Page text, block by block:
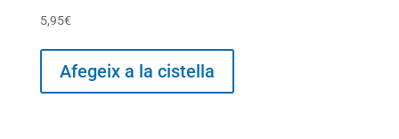
5,95€
Afegeix a la cistella